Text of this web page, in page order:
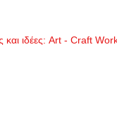
και ιδέες: Art - Craft